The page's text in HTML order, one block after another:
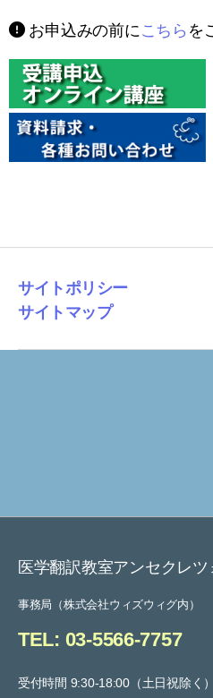
お申込みの前に こちら を
サイトポリシー
サイトマップ
医学翻訳教室アンセクレツ
事務局（株式会社ウィズウィグ内）
TEL: 03-5566-7757
受付時間 9:30-18:00（土日祝除く）